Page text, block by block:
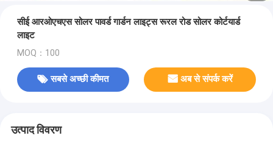
सीई आरओएचएस सोलर पावर्ड गार्डन लाइट्स रूरल रोड सोलर कोर्टयार्ड
लाइट
MOQ：100
सबसे अच्छी कीमत अब से संपर्क करें
उत्पाद विवरण